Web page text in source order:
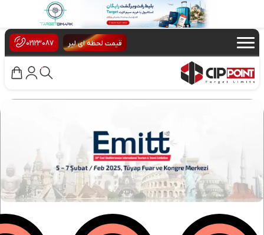
قیمت لحظه ای لیر 02123087